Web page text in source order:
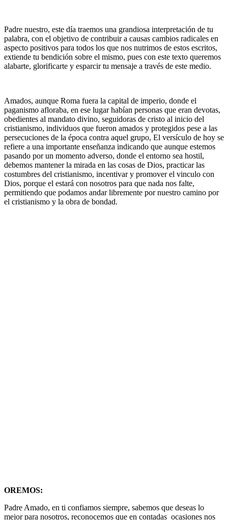
Padre nuestro, este día traemos una grandiosa interpretación de tu
palabra, con el objetivo de contribuir a causas cambios radicales en
aspecto positivos para todos los que nos nutrimos de estos escritos,
extiende tu bendición sobre el mismo, pues con este texto queremos
alabarte, glorificarte y esparcir tu mensaje a través de este medio.
Amados, aunque Roma fuera la capital de imperio, donde el
paganismo afloraba, en ese lugar habían personas que eran devotas,
obedientes al mandato divino, seguidoras de cristo al inicio del
cristianismo, individuos que fueron amados y protegidos pese a las
persecuciones de la época contra aquel grupo, El versículo de hoy se
refiere a una importante enseñanza indicando que aunque estemos
pasando por un momento adverso, donde el entorno sea hostil,
debemos mantener la mirada en las cosas de Dios, practicar las
costumbres del cristianismo, incentivar y promover el vinculo con
Dios, porque el estará con nosotros para que nada nos falte,
permitiendo que podamos andar libremente por nuestro camino por
el cristianismo y la obra de bondad.
OREMOS:
Padre Amado, en ti confiamos siempre, sabemos que deseas lo
mejor para nosotros, reconocemos que en contadas ocasiones nos